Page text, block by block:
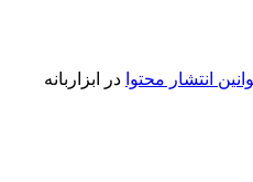
انتشار محتوا در ابزاربانه